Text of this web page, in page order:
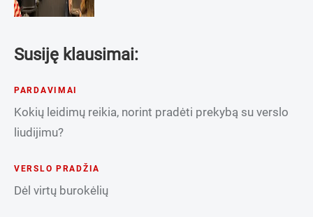
Susiję klausimai:
PARDAVIMAI
Kokių leidimų reikia, norint pradėti prekybą su verslo
liudijimu?
VERSLO PRADŽIA
Dėl virtų burokėlių